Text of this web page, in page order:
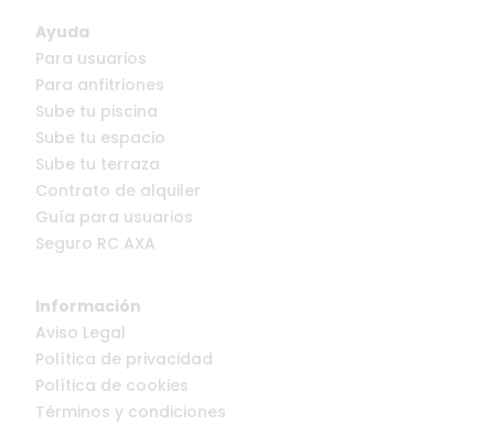
Ayuda
Para usuarios
Para anfitriones
Sube tu piscina
Sube tu espacio
Sube tu terraza
Contrato de alquiler
Guía para usuarios
Seguro RC AXA
Información
Aviso Legal
Política de privacidad
Política de cookies
Términos y condiciones